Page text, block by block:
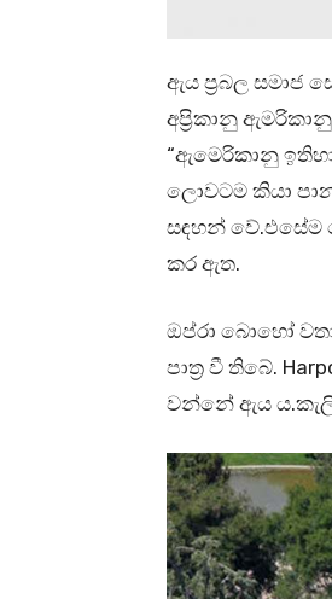
ඇය ප්‍රබල සමාජ
අප්‍රිකානු
“ඇමෙරිකානු
ලොවටම කියා
සඳහන් වේ.එසේම
කර ඇත.
ඔප්රා බොහෝ
පාත්‍ර වී තිබේ.
වන්නේ ඇය